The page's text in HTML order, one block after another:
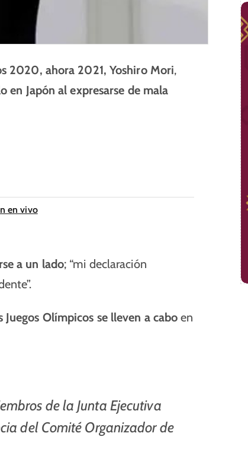
2020, ahora 2021, Yoshiro Mori,
en Japón al expresarse de mala
en vivo
a un lado; “mi declaración
Olímpicos se lleven a cabo en
de la Junta Ejecutiva
del Comité Organizador de